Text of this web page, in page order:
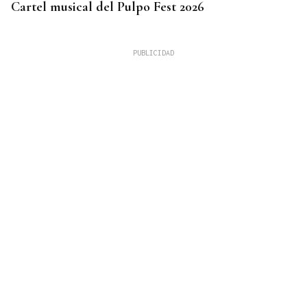
Cartel musical del Pulpo Fest 2026